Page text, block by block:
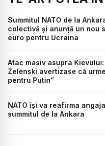
Summitul NATO de la
colectivă și anunță un nou
euro pentru Ucraina
Atac masiv asupra
Zelenski avertizase că
pentru Putin”
NATO își va reafirma
summitul de la Ankara